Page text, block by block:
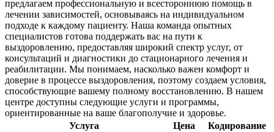
предлагаем профессиональную и всестороннюю помощь в
лечении зависимостей, основываясь на индивидуальном
подходе к каждому пациенту. Наша команда опытных
специалистов готова поддержать вас на пути к
выздоровлению, предоставляя широкий спектр услуг, от
консультаций и диагностики до стационарного лечения и
реабилитации. Мы понимаем, насколько важен комфорт и
доверие в процессе выздоровления, поэтому создаем условия,
способствующие вашему полному восстановлению. В нашем
центре доступны следующие услуги и программы,
ориентированные на ваше благополучие и здоровье.
Услуга
Цена
Кодирование